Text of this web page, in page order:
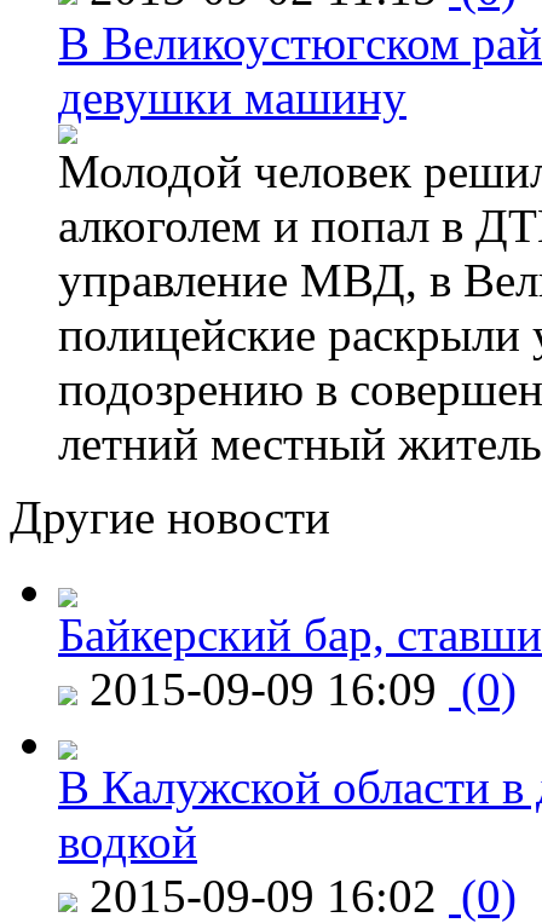
В Великоустюгском
девушки машину
Молодой человек
алкоголем и попал в
управление МВД, в
полицейские
подозрению в
летний местный
Другие новости
Байкерский бар,
2015-09-09 16:09 (0)
В Калужской области в
водкой
2015-09-09 16:02 (0)